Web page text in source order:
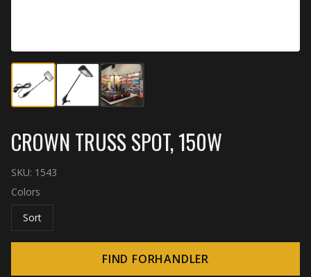
CROWN TRUSS SPOT, 150W
SKU: 1543
Colors
Sort
FIND FORHANDLER